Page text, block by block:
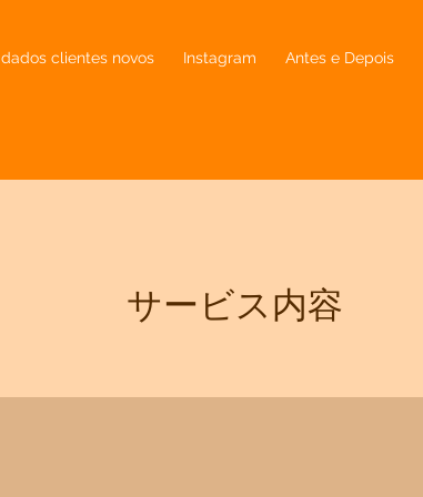
サービス内容
dados clientes novos Instagram Antes e Depois